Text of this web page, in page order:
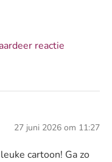
reactie
27 juni 2026 om 11:27
cartoon! Ga zo